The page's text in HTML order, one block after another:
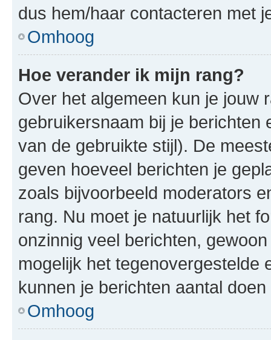
dus hem/haar contacteren met
Omhoog
Hoe verander ik mijn rang?
Over het algemeen kun je jouw
gebruikersnaam bij je berichten
van de gebruikte stijl). De
geven hoeveel berichten je
zoals bijvoorbeeld moderators
rang. Nu moet je natuurlijk het
onzinnig veel berichten,
mogelijk het tegenovergestelde
kunnen je berichten aantal doen
Omhoog